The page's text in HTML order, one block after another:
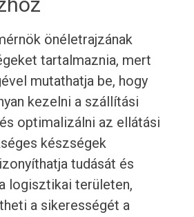
önéletrajzának
tartalmaznia, mert
mutathatja be, hogy
kezelni a szállítási
optimalizálni az ellátási
készségek
tudását és
logisztikai területen,
a sikerességét a